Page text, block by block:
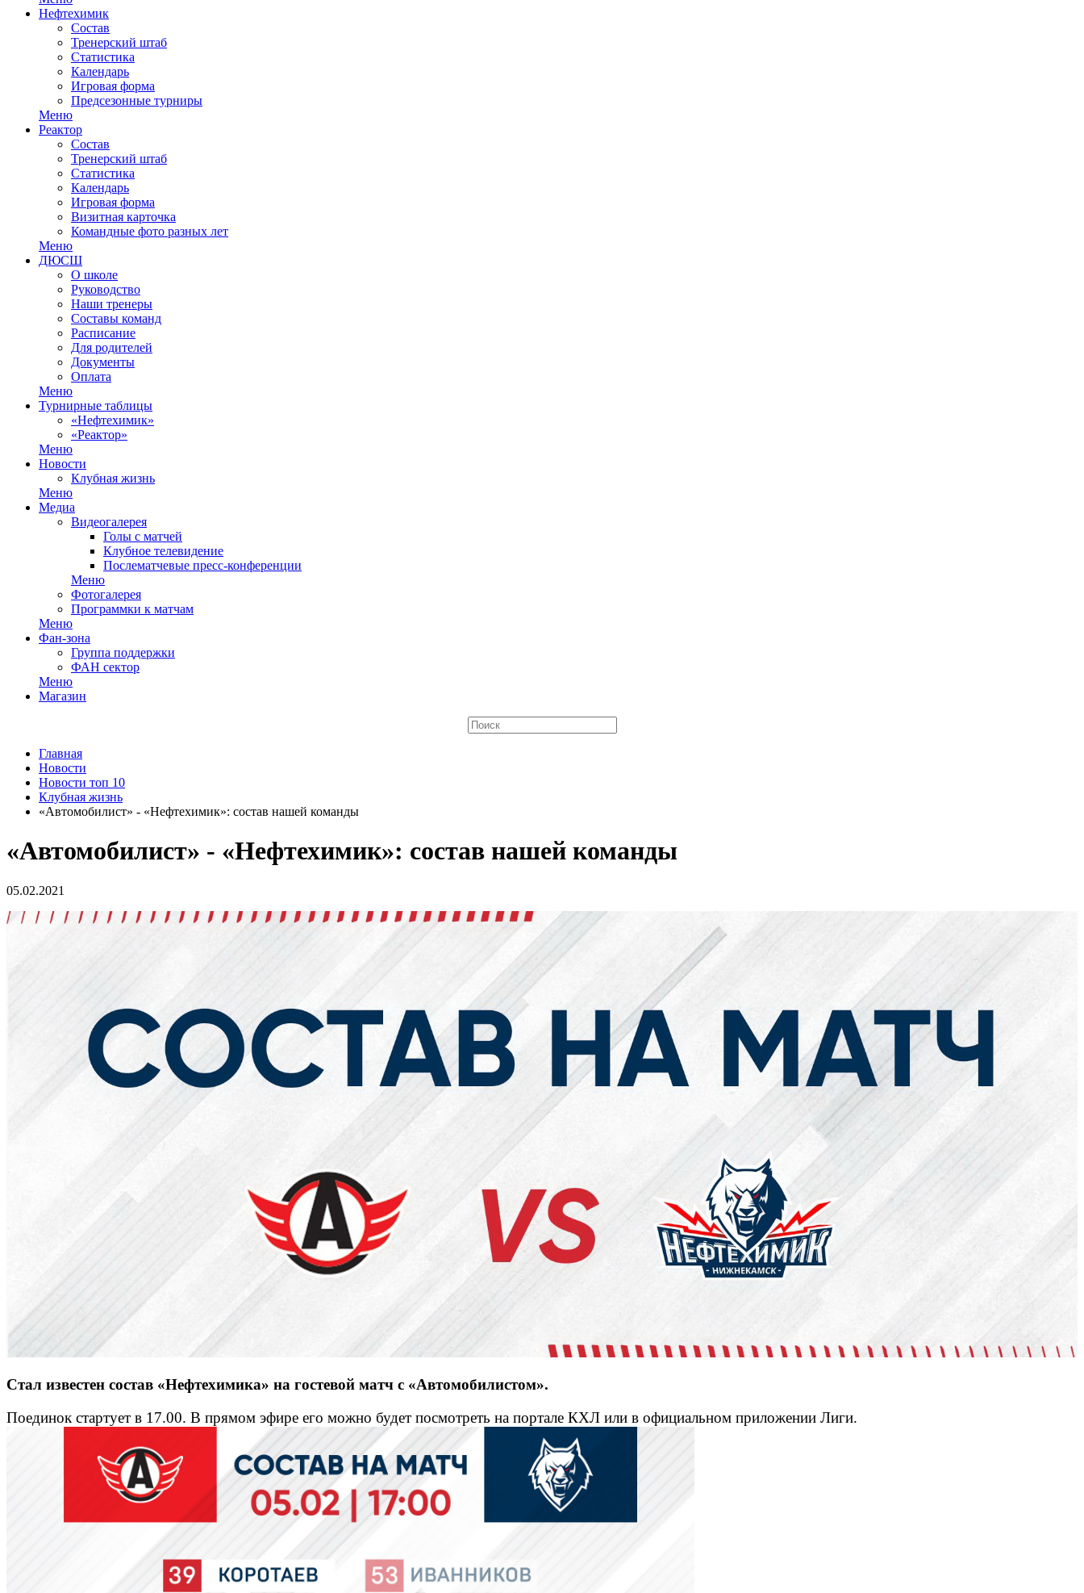
Нефтехимик
Состав
Тренерский штаб
Статистика
Календарь
Игровая форма
Предсезонные турниры
Меню
Реактор
Состав
Тренерский штаб
Статистика
Календарь
Игровая форма
Визитная карточка
Командные фото разных лет
Меню
ДЮСШ
О школе
Руководство
Наши тренеры
Составы команд
Расписание
Для родителей
Документы
Оплата
Меню
Турнирные таблицы
«Нефтехимик»
«Реактор»
Меню
Новости
Клубная жизнь
Меню
Медиа
Видеогалерея
Голы с матчей
Клубное телевидение
Послематчевые пресс-конференции
Меню
Фотогалерея
Программки к матчам
Меню
Фан-зона
Группа поддержки
ФАН сектор
Меню
Магазин
Главная
Новости
Новости топ 10
Клубная жизнь
«Автомобилист» - «Нефтехимик»: состав нашей команды
«Автомобилист» - «Нефтехимик»: состав нашей команды
05.02.2021
Стал известен состав «Нефтехимика» на гостевой матч с «Автомобилистом».
Поединок стартует в 17.00. В прямом эфире его можно будет посмотреть на портале КХЛ или в официальном приложении Лиги.